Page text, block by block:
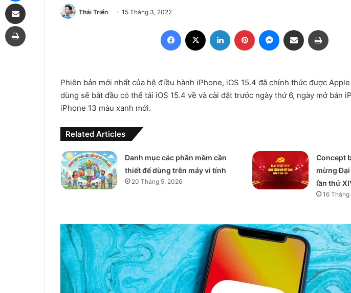
Thái Triển 15 Tháng 3, 2022
Facebook LinkedIn Pinterest Messenger
Share via Email
Phiên bản mới nhất của hệ điều hành iPhone, iOS 15.4 đã chính thức được
dùng sẽ bắt đầu có thể tải iOS 15.4 về và cài đặt trước ngày thứ 6, ngày mở bán
iPhone 13 màu xanh mới.
Related Articles
Danh mục các phần mềm cần
thiết để dùng trên máy vi tính
20 Tháng 5, 2026
Concept
mừng Đại
lần thứ
16 Tháng